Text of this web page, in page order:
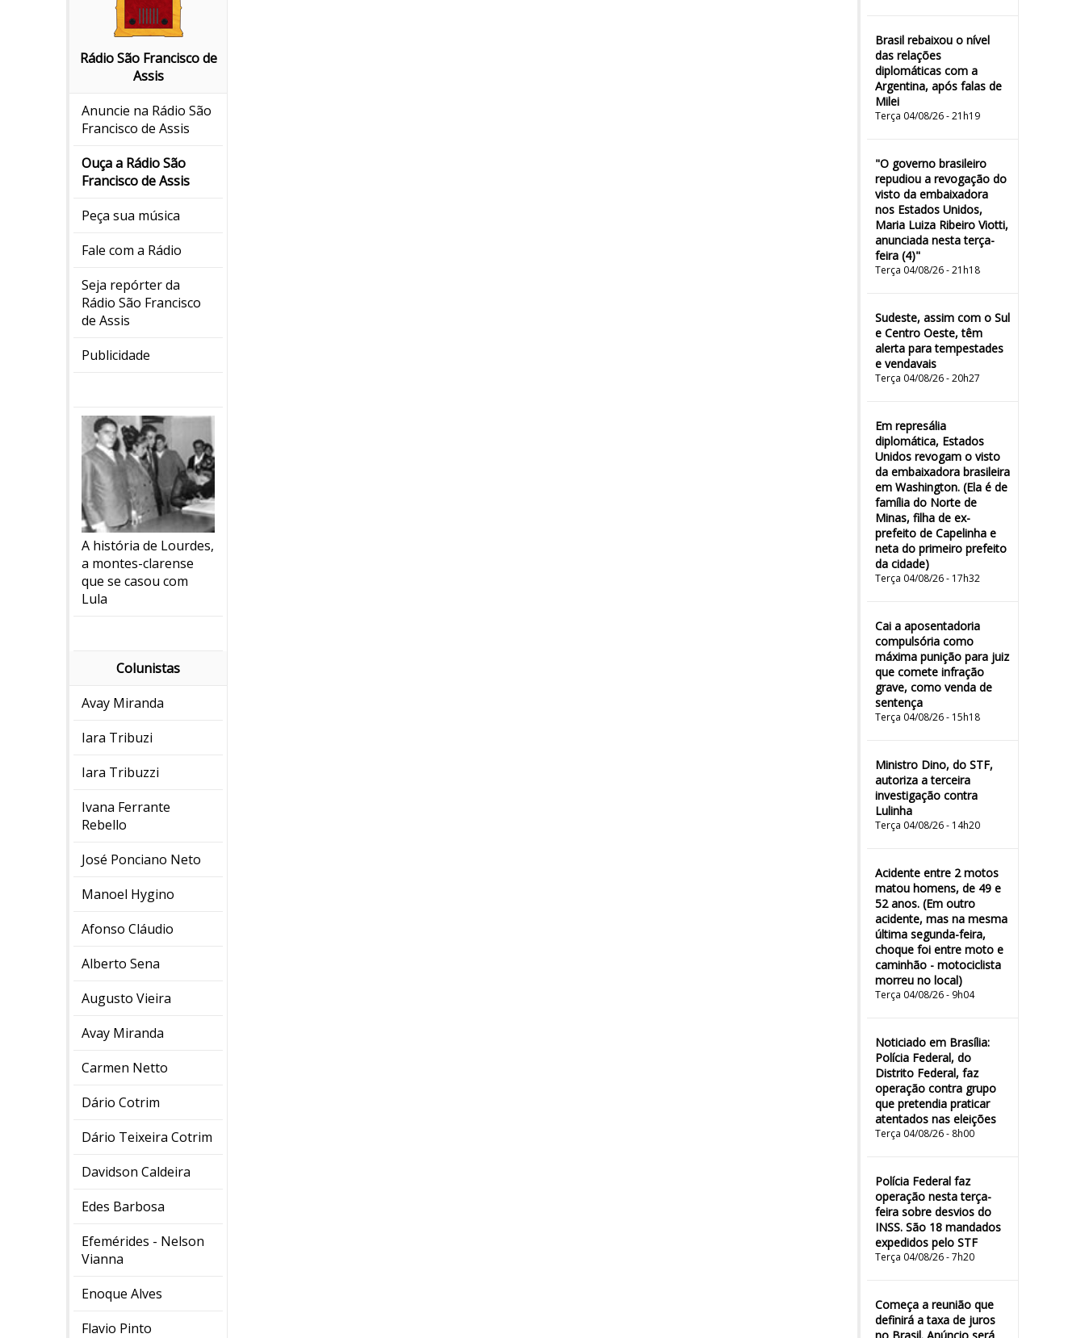
Rádio São Francisco de
Assis
Anuncie na Rádio São
Francisco de Assis
Ouça a Rádio São
Francisco de Assis
Peça sua música
Fale com a Rádio
Seja repórter da
Rádio São Francisco
de Assis
Publicidade
A história de Lourdes,
a montes-clarense
que se casou com
Lula
Colunistas
Avay Miranda
Iara Tribuzi
Iara Tribuzzi
Ivana Ferrante
Rebello
José Ponciano Neto
Manoel Hygino
Afonso Cláudio
Alberto Sena
Augusto Vieira
Avay Miranda
Carmen Netto
Dário Cotrim
Dário Teixeira Cotrim
Davidson Caldeira
Edes Barbosa
Efemérides - Nelson
Vianna
Enoque Alves
Flavio Pinto
Brasil rebaixou o nível
das relações
diplomáticas com a
Argentina, após falas de
Milei
Terça 04/08/26 - 21h19
"O governo brasileiro
repudiou a revogação do
visto da embaixadora
nos Estados Unidos,
Maria Luiza Ribeiro Viotti,
anunciada nesta terça-
feira (4)"
Terça 04/08/26 - 21h18
Sudeste, assim com o Sul
e Centro Oeste, têm
alerta para tempestades
e vendavais
Terça 04/08/26 - 20h27
Em represália
diplomática, Estados
Unidos revogam o visto
da embaixadora brasileira
em Washington. (Ela é de
família do Norte de
Minas, filha de ex-
prefeito de Capelinha e
neta do primeiro prefeito
da cidade)
Terça 04/08/26 - 17h32
Cai a aposentadoria
compulsória como
máxima punição para juiz
que comete infração
grave, como venda de
sentença
Terça 04/08/26 - 15h18
Ministro Dino, do STF,
autoriza a terceira
investigação contra
Lulinha
Terça 04/08/26 - 14h20
Acidente entre 2 motos
matou homens, de 49 e
52 anos. (Em outro
acidente, mas na mesma
última segunda-feira,
choque foi entre moto e
caminhão - motociclista
morreu no local)
Terça 04/08/26 - 9h04
Noticiado em Brasília:
Polícia Federal, do
Distrito Federal, faz
operação contra grupo
que pretendia praticar
atentados nas eleições
Terça 04/08/26 - 8h00
Polícia Federal faz
operação nesta terça-
feira sobre desvios do
INSS. São 18 mandados
expedidos pelo STF
Terça 04/08/26 - 7h20
Começa a reunião que
definirá a taxa de juros